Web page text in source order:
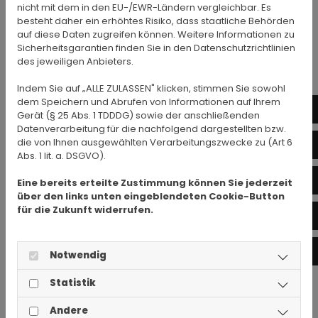
überwachen oder nach Umständen zu forschen,
die auf eine rechtswidrige Tätigkeit hinweisen.
Verpflichtungen zur Entfernung oder Sperrung
der Nutzung von Informationen nach den
unberührt.
Eine diesbezügliche Haftung ist jedoch erst ab
dem Zeitpunkt der Kenntniserlangung einer
konkreten Rechtsverletzung möglich. Bei
werden wir diese Inhalte unverzüglich entfernen.
Alle Angebote sind freibleibend und
Teile der Seiten oder das gesamte Angebot ohne
gesonderte Ankündigung zu verändern, zu
ergänzen, zu löschen oder die Veröffentlichung
zeitweise oder endgültig einzustellen.
nicht mit dem in den EU-/EWR-Ländern vergleichbar. Es
besteht daher ein erhöhtes Risiko, dass staatliche Behörden
auf diese Daten zugreifen können. Weitere Informationen zu
Sicherheitsgarantien finden Sie in den Datenschutzrichtlinien
des jeweiligen Anbieters.
Indem Sie auf „ALLE ZULASSEN" klicken, stimmen Sie sowohl
dem Speichern und Abrufen von Informationen auf Ihrem
Gerät (§ 25 Abs. 1 TDDDG) sowie der anschließenden
Datenverarbeitung für die nachfolgend dargestellten bzw.
die von Ihnen ausgewählten Verarbeitungszwecke zu (Art 6
Abs. 1 lit. a. DSGVO).
Eine bereits erteilte Zustimmung können Sie jederzeit
über den links unten eingeblendeten Cookie-Button
für die Zukunft widerrufen.
Notwendig
Statistik
Andere